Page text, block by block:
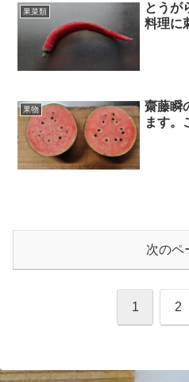
果菜類
とうが
料理に
果物
齋藤瞬
ます。
次のペ
1 2